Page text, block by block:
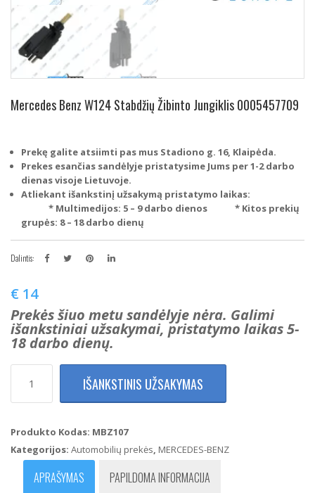
Mercedes Benz W124 Stabdžių Žibinto Jungiklis 0005457709
Prekę galite atsiimti pas mus Stadiono g. 16, Klaipėda.
Prekes esančias sandėlyje pristatysime Jums per 1-2 darbo
dienas visoje Lietuvoje.
Atliekant išankstinį užsakymą pristatymo laikas:
* Multimedijos: 5 – 9 darbo dienos * Kitos prekių
grupės: 8 – 18 darbo dienų
Dalintis:
€ 14
Prekės šiuo metu sandėlyje nėra. Galimi
išankstiniai užsakymai, pristatymo laikas 5-
18 darbo dienų.
kiekis:
W124
žibinto
0005457709
IŠANKSTINIS UŽSAKYMAS
Produkto Kodas: MBZ107
Kategorijos: Automobilių prekės, MERCEDES-BENZ
APRAŠYMAS PAPILDOMA INFORMACIJA